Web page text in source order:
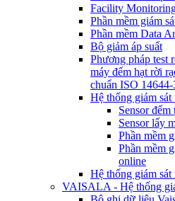
Facility
Phần mềm giám
Phần mềm Data
Bộ giảm áp suất
Phương pháp test
máy đếm hạt rời
chuẩn ISO
Hệ thống giám
Sensor đếm
Sensor lấy
Phần mềm
Phần mềm
online
Hệ thống giám
VAISALA - Hệ thống